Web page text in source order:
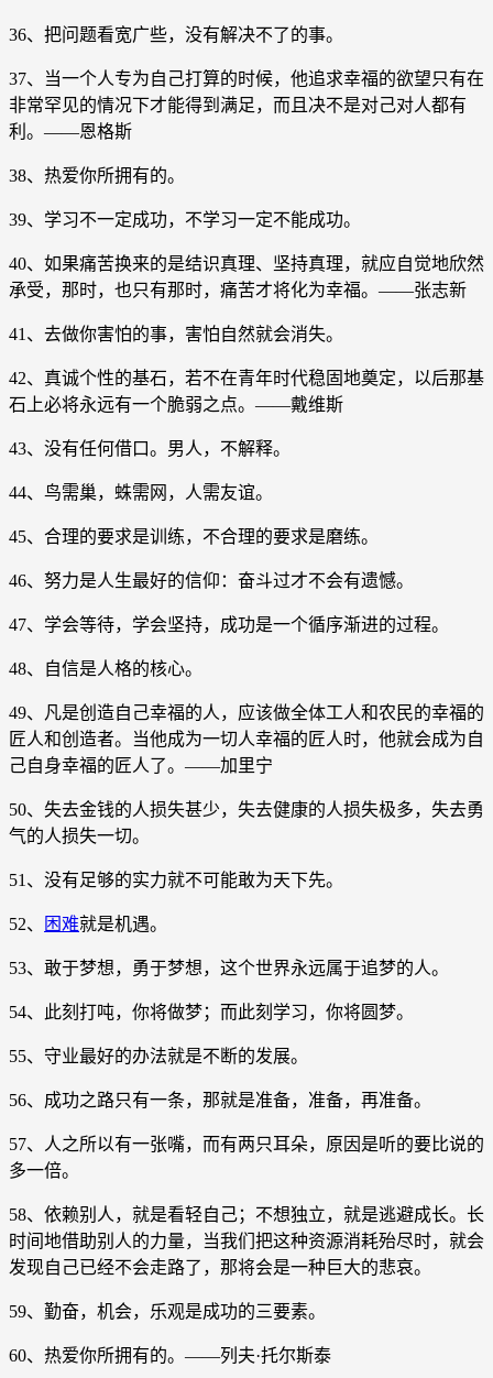
36、把问题看宽广些，没有解决不了的事。
37、当一个人专为自己打算的时候，他追求幸福的欲望只有在
非常罕见的情况下才能得到满足，而且决不是对己对人都有
利。——恩格斯
38、热爱你所拥有的。
39、学习不一定成功，不学习一定不能成功。
40、如果痛苦换来的是结识真理、坚持真理，就应自觉地欣然
承受，那时，也只有那时，痛苦才将化为幸福。——张志新
41、去做你害怕的事，害怕自然就会消失。
42、真诚个性的基石，若不在青年时代稳固地奠定，以后那基
石上必将永远有一个脆弱之点。——戴维斯
43、没有任何借口。男人，不解释。
44、鸟需巢，蛛需网，人需友谊。
45、合理的要求是训练，不合理的要求是磨练。
46、努力是人生最好的信仰：奋斗过才不会有遗憾。
47、学会等待，学会坚持，成功是一个循序渐进的过程。
48、自信是人格的核心。
49、凡是创造自己幸福的人，应该做全体工人和农民的幸福的
匠人和创造者。当他成为一切人幸福的匠人时，他就会成为自
己自身幸福的匠人了。——加里宁
50、失去金钱的人损失甚少，失去健康的人损失极多，失去勇
气的人损失一切。
51、没有足够的实力就不可能敢为天下先。
52、 困难就是机遇。
53、敢于梦想，勇于梦想，这个世界永远属于追梦的人。
54、此刻打吨，你将做梦；而此刻学习，你将圆梦。
55、守业最好的办法就是不断的发展。
56、成功之路只有一条，那就是准备，准备，再准备。
57、人之所以有一张嘴，而有两只耳朵，原因是听的要比说的
多一倍。
58、依赖别人，就是看轻自己；不想独立，就是逃避成长。长
时间地借助别人的力量，当我们把这种资源消耗殆尽时，就会
发现自己已经不会走路了，那将会是一种巨大的悲哀。
59、勤奋，机会，乐观是成功的三要素。
60、热爱你所拥有的。——列夫·托尔斯泰